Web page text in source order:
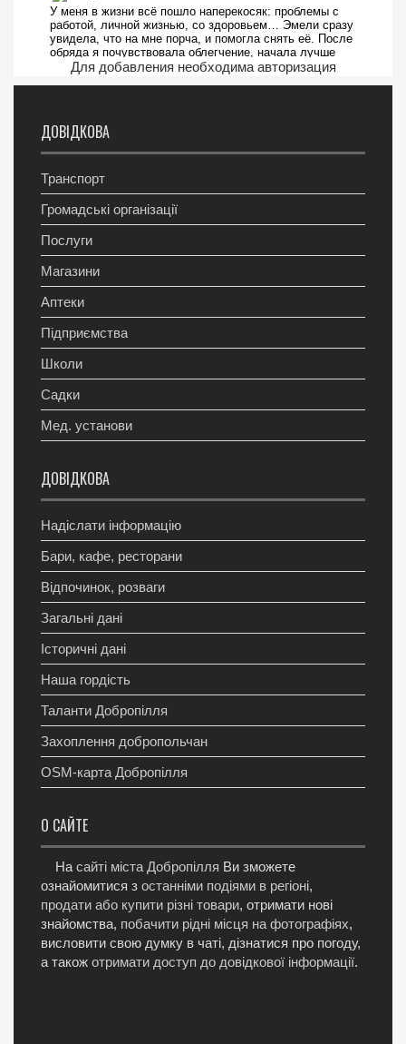
Для добавления необходима авторизация
ДОВІДКОВА
Транспорт
Громадські організації
Послуги
Магазини
Аптеки
Підприємства
Школи
Садки
Мед. установи
ДОВІДКОВА
Надіслати інформацію
Бари, кафе, ресторани
Відпочинок, розваги
Загальні дані
Історичні дані
Наша гордість
Таланти Добропілля
Захоплення добропольчан
OSM-карта Добропілля
О САЙТЕ
На сайті міста Добропілля Ви зможете
ознайомитися з останніми подіями в регіоні,
продати або купити різні товари, отримати нові
знайомства, побачити рідні місця на фотографіях,
висловити свою думку в чаті, дізнатися про погоду,
а також отримати доступ до довідкової інформації.